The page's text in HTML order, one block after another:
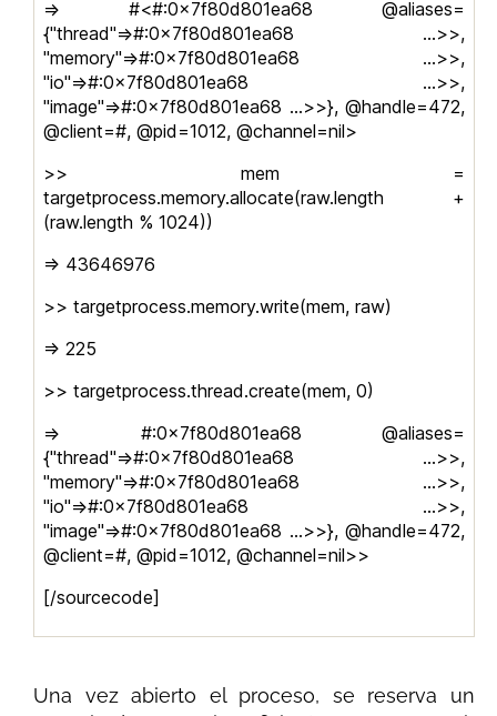
=> #<#:0x7f80d801ea68 @aliases=
{"thread"=>#:0x7f80d801ea68 …>>,
"memory"=>#:0x7f80d801ea68 …>>,
"io"=>#:0x7f80d801ea68 …>>,
"image"=>#:0x7f80d801ea68 …>>}, @handle=472,
@client=#, @pid=1012, @channel=nil>
>> mem =
targetprocess.memory.allocate(raw.length +
(raw.length % 1024))
=> 43646976
>> targetprocess.memory.write(mem, raw)
=> 225
>> targetprocess.thread.create(mem, 0)
=> #:0x7f80d801ea68 @aliases=
{"thread"=>#:0x7f80d801ea68 …>>,
"memory"=>#:0x7f80d801ea68 …>>,
"io"=>#:0x7f80d801ea68 …>>,
"image"=>#:0x7f80d801ea68 …>>}, @handle=472,
@client=#, @pid=1012, @channel=nil>>
[/sourcecode]
Una vez abierto el proceso, se reserva un